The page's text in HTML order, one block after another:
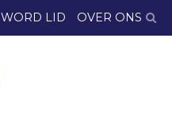
WORD LID OVER ONS